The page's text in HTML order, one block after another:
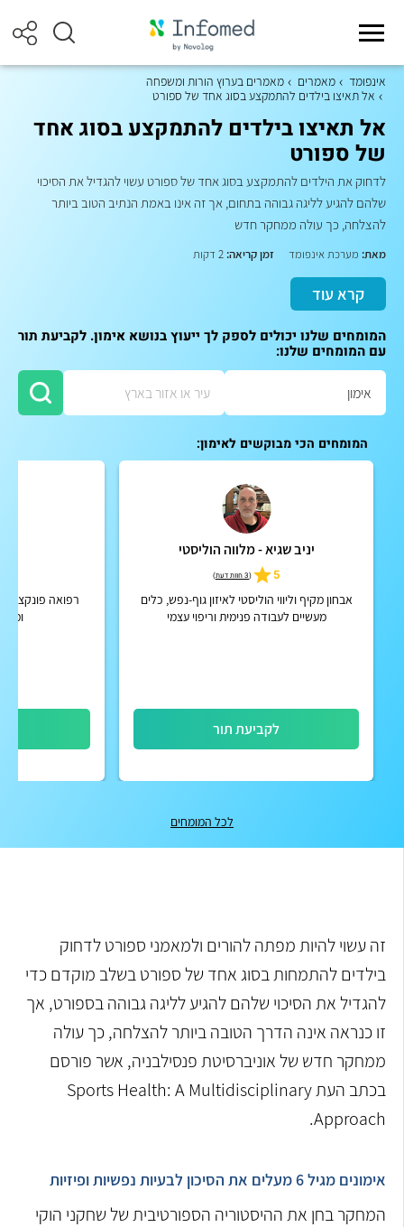
אינפומד מאמרים
מאמרים בערוץ הורות ומשפחה
אל תאיצו בילדים להתמקצע בסוג אחד של ספורט
אל תאיצו בילדים להתמקצע בסוג אחד
של ספורט
לדחוק את הילדים להתמקצע בסוג אחד של ספורט עשוי להגדיל את הסיכוי
שלהם להגיע לליגה גבוהה בתחום, אך זה אינו באמת הנתיב הטוב ביותר
להצלחה, כך עולה ממחקר חדש
מאת: מערכת אינפומד זמן קריאה:
קרא עוד
המומחים שלנו יכולים לספק לך ייעוץ בנושא אימון. לקביעת תור
עם המומחים שלנו:
המומחים הכי מבוקשים לאימון:
יניב שגיא - מלווה הוליסטי
5
(3 חוות דעת )
אבחון מקיף וליווי הוליסטי לאיזון גוף-נפש, כלים
מעשיים לעבודה פנימית וריפוי עצמי
לקביעת תור
רפואה
לכל המומחים
זה עשוי להיות מפתה להורים ולמאמני ספורט לדחוק
בילדים להתמחות בסוג אחד של ספורט בשלב מוקדם כדי
להגדיל את הסיכוי שלהם להגיע לליגה גבוהה בספורט, אך
זו כנראה אינה הדרך הטובה ביותר להצלחה, כך עולה
ממחקר חדש של אוניברסיטת פנסילבניה, אשר פורסם
בכתב העת Sports Health: A Multidisciplinary
Approach.
אימונים מגיל 6 מעלים את הסיכון לבעיות נפשיות ופיזיות
המחקר בחן את ההיסטוריה הספורטיבית של שחקני הוקי